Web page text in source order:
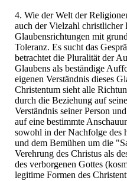
4. Wie der Welt der
auch der Vielzahl christlicher
Glaubensrichtungen mit
Toleranz. Es sucht das
betrachtet die Pluralität der
Glaubens als beständige
eigenen Verständnis dieses
Christentum sieht alle
durch die Beziehung auf
Verständnis seiner Person
auf eine bestimmte
sowohl in der Nachfolge des
und dem Bemühen um die
Verehrung des Christus als
des verborgenen Gottes
legitime Formen des